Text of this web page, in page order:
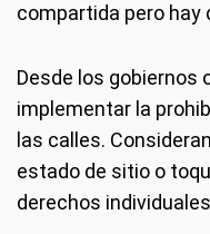
compartida pero
Desde los gobiernos
implementar la
las calles.
estado de sitio o
derechos